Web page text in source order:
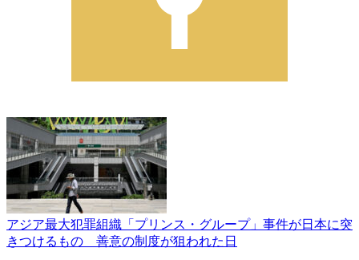
アジア最大犯罪組織「プリンス・グループ」事件が日本に突
きつけるもの 善意の制度が狙われた日